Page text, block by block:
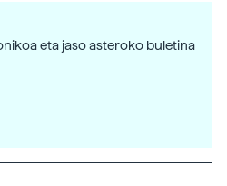
eta jaso asteroko buletina